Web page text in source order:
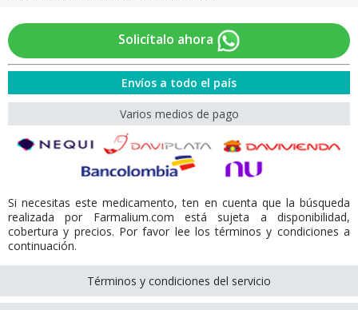
Solicítalo ahora
Envíos a todo el país
Varios medios de pago
Si necesitas este medicamento, ten en cuenta que la búsqueda
realizada por Farmalium.com está sujeta a disponibilidad,
cobertura y precios. Por favor lee los términos y condiciones a
continuación.
Términos y condiciones del servicio